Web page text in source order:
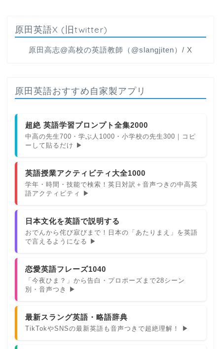
原田英語X (旧twitter)
原田高志@高校の英語教師（@slangjiten）/ X
原田英語おすすめ自家製アプリ
超絶 英語学習プロンプト全集2000
中高の先生700・学ぶ人1000・小学校の先生300｜コピ
ーして貼るだけ ▶
英語授業アクティビティ大全1000
学年・時間・技能で検索！英日対訳＋音声つきの中高英
語アクティビティ ▶
日本文化を英語で説明する
おでんから侘び寂びまで！日本の「あたりまえ」を英語
で言えるようになる ▶
恋愛英語フレーズ1040
「今夜ひま？」から告白・プロポーズまで28シーン
別・音声つき ▶
最新スラング英語・略語辞典
TikTokやSNSの最新英語も音声つきで超絶理解！ ▶